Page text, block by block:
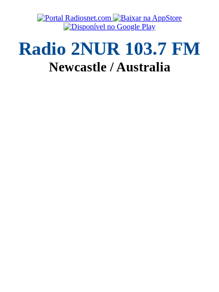
Radio 2NUR 103.7 FM
Newcastle / Australia